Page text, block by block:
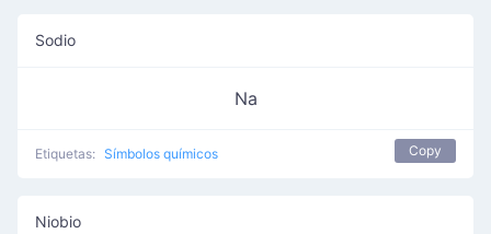
Sodio
Na
Etiquetas: Símbolos químicos Copy
Niobio